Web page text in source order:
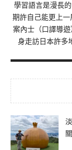
學習語言是漫長
期許自己能更上
案內士（口譯導
身走訪日本許多